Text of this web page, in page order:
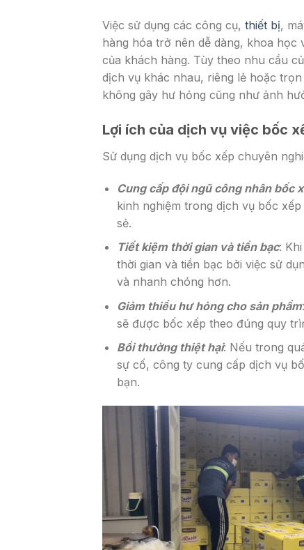
Việc sử dụng các công cụ, thiết bị,
hàng hóa trở nên dễ dàng, khoa
của khách hàng. Tùy theo nhu cầu
dịch vụ khác nhau, riêng lẻ hoặc
không gây hư hỏng cũng như ảnh
Lợi ích của dịch vụ việc bốc
Sử dụng dịch vụ bốc xếp chuyên
Cung cấp đội ngũ công nhân bốc
kinh nghiệm trong dịch vụ bốc
sẻ.
Tiết kiệm thời gian và tiền bạc:
thời gian và tiền bạc bởi việc sử
và nhanh chóng hơn.
Giảm thiểu hư hỏng cho sản phẩm
sẽ được bốc xếp theo đúng quy
Bồi thường thiệt hại: Nếu trong
sự cố, công ty cung cấp dịch vụ
bạn.